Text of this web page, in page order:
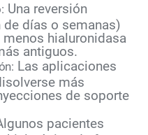
Una reversión
días o semanas)
hialuronidasa
antiguos.
Las aplicaciones
más
de soporte
pacientes